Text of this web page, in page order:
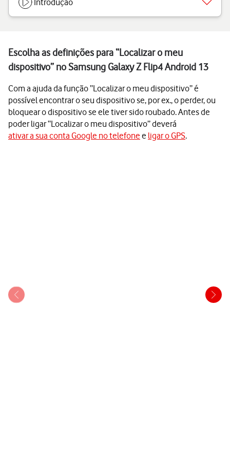
Introdução
Escolha as definições para “Localizar o meu
dispositivo” no Samsung Galaxy Z Flip4 Android 13
Com a ajuda da função “Localizar o meu dispositivo” é
possível encontrar o seu dispositivo se, por ex., o perder, ou
bloquear o dispositivo se ele tiver sido roubado. Antes de
poder ligar “Localizar o meu dispositivo” deverá
ativar a sua conta Google no telefone e ligar o GPS.